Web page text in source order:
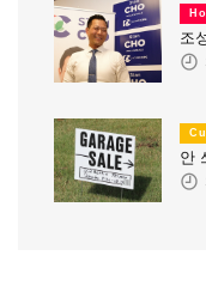
조
안